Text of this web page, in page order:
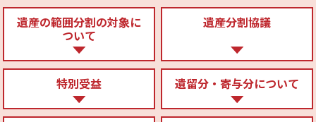
遺産の範囲分割の対象に
ついて
遺産分割協議
特別受益 遺留分・寄与分について